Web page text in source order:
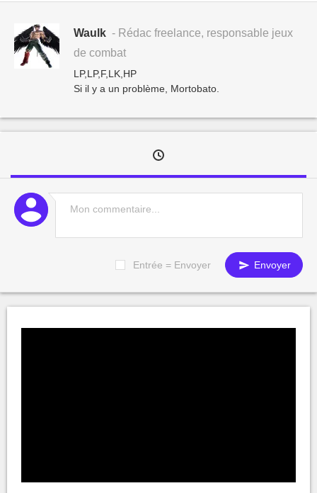
Waulk - Rédac freelance, responsable jeux
de combat
LP,LP,F,LK,HP
Si il y a un problème, Mortobato.
Entrée = Envoyer Envoyer